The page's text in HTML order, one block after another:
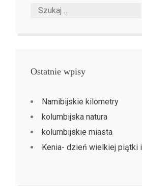
Ostatnie wpisy
Namibijskie kilometry
kolumbijska natura
kolumbijskie miasta
Kenia- dzień wielkiej piątki